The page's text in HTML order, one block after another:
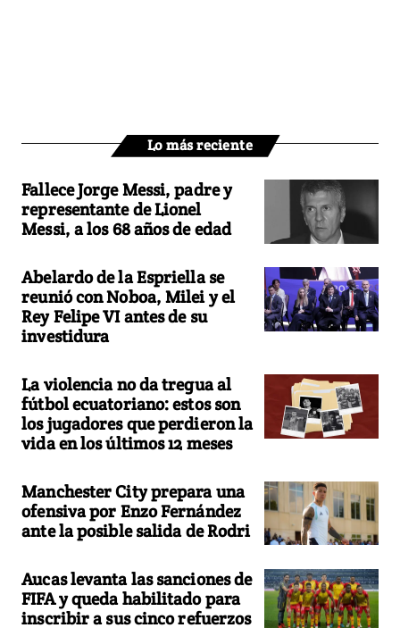
Lo más reciente
Fallece Jorge Messi, padre y
representante de Lionel
Messi, a los 68 años de edad
Abelardo de la Espriella se
reunió con Noboa, Milei y el
Rey Felipe VI antes de su
investidura
La violencia no da tregua al
fútbol ecuatoriano: estos son
los jugadores que perdieron la
vida en los últimos 12 meses
Manchester City prepara una
ofensiva por Enzo Fernández
ante la posible salida de Rodri
Aucas levanta las sanciones de
FIFA y queda habilitado para
inscribir a sus cinco refuerzos